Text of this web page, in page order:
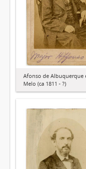
Afonso de Albuquerque
Melo (ca 1811 - ?)